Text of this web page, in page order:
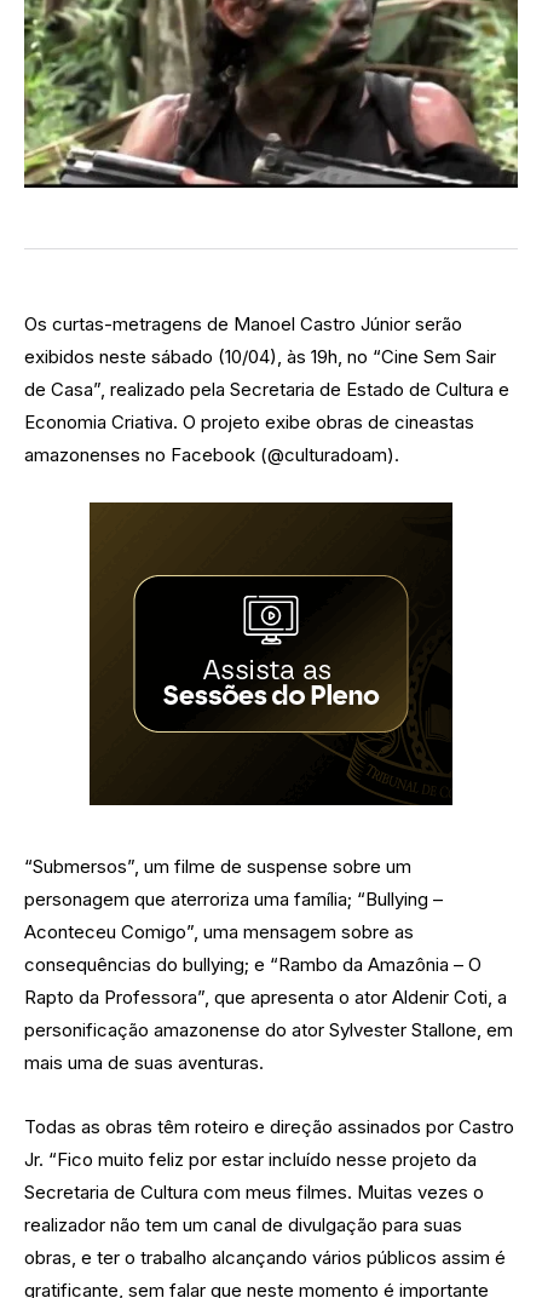
Os curtas-metragens de Manoel Castro Júnior serão
exibidos neste sábado (10/04), às 19h, no “Cine Sem Sair
de Casa”, realizado pela Secretaria de Estado de Cultura e
Economia Criativa. O projeto exibe obras de cineastas
amazonenses no Facebook (@culturadoam).
“Submersos”, um filme de suspense sobre um
personagem que aterroriza uma família; “Bullying –
Aconteceu Comigo”, uma mensagem sobre as
consequências do bullying; e “Rambo da Amazônia – O
Rapto da Professora”, que apresenta o ator Aldenir Coti, a
personificação amazonense do ator Sylvester Stallone, em
mais uma de suas aventuras.
Todas as obras têm roteiro e direção assinados por Castro
Jr. “Fico muito feliz por estar incluído nesse projeto da
Secretaria de Cultura com meus filmes. Muitas vezes o
realizador não tem um canal de divulgação para suas
obras, e ter o trabalho alcançando vários públicos assim é
gratificante, sem falar que neste momento é importante